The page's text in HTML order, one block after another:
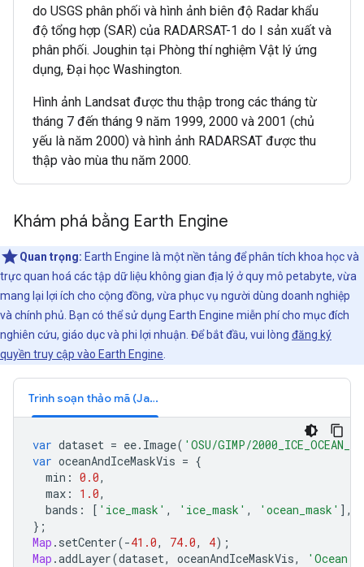
do USGS phân phối và hình ảnh biên độ Radar khẩu
độ tổng hợp (SAR) của RADARSAT-1 do I sản xuất và
phân phối. Joughin tại Phòng thí nghiệm Vật lý ứng
dụng, Đại học Washington.
Hình ảnh Landsat được thu thập trong các tháng từ
tháng 7 đến tháng 9 năm 1999, 2000 và 2001 (chủ
yếu là năm 2000) và hình ảnh RADARSAT được thu
thập vào mùa thu năm 2000.
Khám phá bằng Earth Engine
Quan trọng: Earth Engine là một nền tảng để phân tích khoa học và
trực quan hoá các tập dữ liệu không gian địa lý ở quy mô petabyte, vừa
mang lại lợi ích cho cộng đồng, vừa phục vụ người dùng doanh nghiệp
và chính phủ. Bạn có thể sử dụng Earth Engine miễn phí cho mục đích
nghiên cứu, giáo dục và phi lợi nhuận. Để bắt đầu, vui lòng đăng ký
quyền truy cập vào Earth Engine
Trình soạn thảo mã (JavaScript)
var dataset = ee. Image( 'OSU/GIMP/
var oceanAndIceMaskVis = {
min : 0.0,
max : 1.0,
bands : [ 'ice_mask' , 'ice_mask' , 'ocean_mask' ],
};
Map . setCenter(-41.0, 74.0, 4);
Map .addLayer(dataset, oceanAndIceMaskVis, 'Ocean